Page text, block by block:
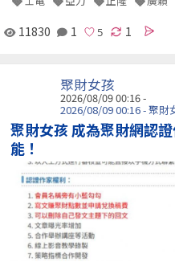
11830 1 1
聚財女孩
2026/08/09 00:16 -
2026/08/09 00:16 - 聚財
聚財女孩 成為聚財網認
能！